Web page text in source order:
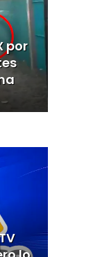
por